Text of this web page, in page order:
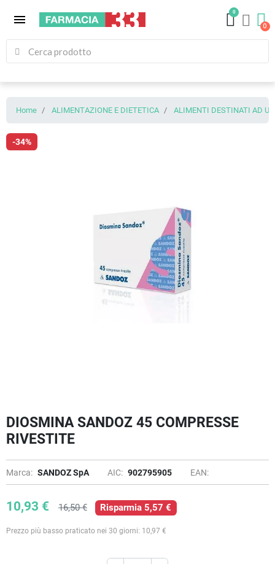
menu
0
Home ALIMENTAZIONE E DIETETICA ALIMENTI DESTINATI AD
-34%
DIOSMINA SANDOZ 45 COMPRESSE
RIVESTITE
Marca: SANDOZ SpA AIC: 902795905 EAN:
10,93 € 16,50 € Risparmia 5,57 €
Prezzo più basso praticato nei 30 giorni: 10,97 €